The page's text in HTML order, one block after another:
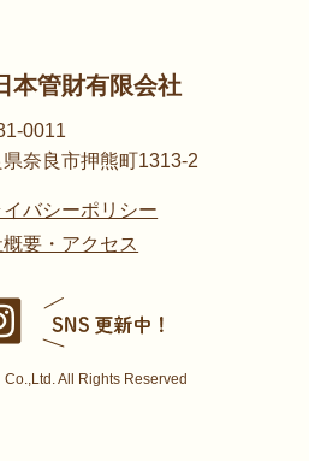
本管財有限会社
0011
奈良市押熊町1313-2
イバシーポリシー
要・アクセス
All Rights Reserved